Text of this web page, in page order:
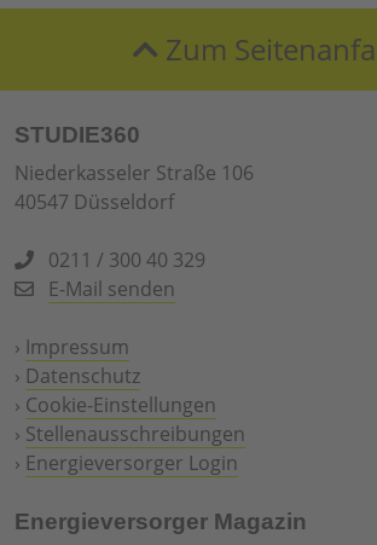
Zum
STUDIE360
Niederkasseler Straße 106
40547 Düsseldorf
0211 / 300 40 329
E-Mail senden
› Impressum
› Datenschutz
› Cookie-Einstellungen
› Stellenausschreibungen
› Energieversorger Login
Energieversorger Magazin